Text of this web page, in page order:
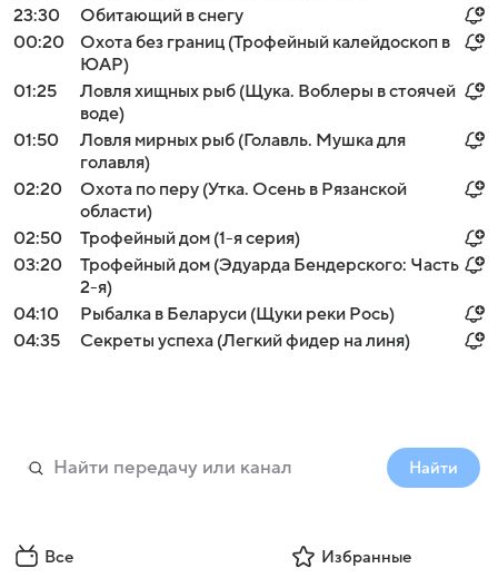
23:30
Обитающий в снегу
00:20
Охота без границ (Трофейный калейдоскоп в
ЮАР)
01:25
Ловля хищных рыб (Щука. Воблеры в стоячей
воде)
01:50
Ловля мирных рыб (Голавль. Мушка для
голавля)
02:20
Охота по перу (Утка. Осень в Рязанской
области)
02:50
Трофейный дом (1-я серия)
03:20
Трофейный дом (Эдуарда Бендерского: Часть
2-я)
04:10
Рыбалка в Беларуси (Щуки реки Рось)
04:35
Секреты успеха (Легкий фидер на линя)
Найти
Все Избранные